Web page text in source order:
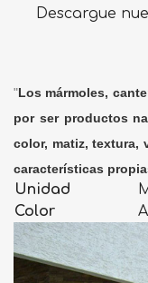
Descargue
"Los mármoles,
por ser productos
color, matiz, textura,
características
Unidad
Color